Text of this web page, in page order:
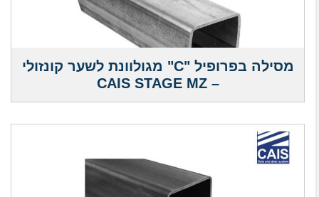
מסילה בפרופיל "C" מגולוונת לשער קונזולי
– CAIS STAGE MZ